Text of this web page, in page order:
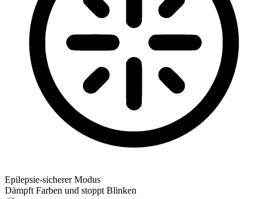
Epilepsie-sicherer Modus
Dämpft Farben und stoppt Blinken